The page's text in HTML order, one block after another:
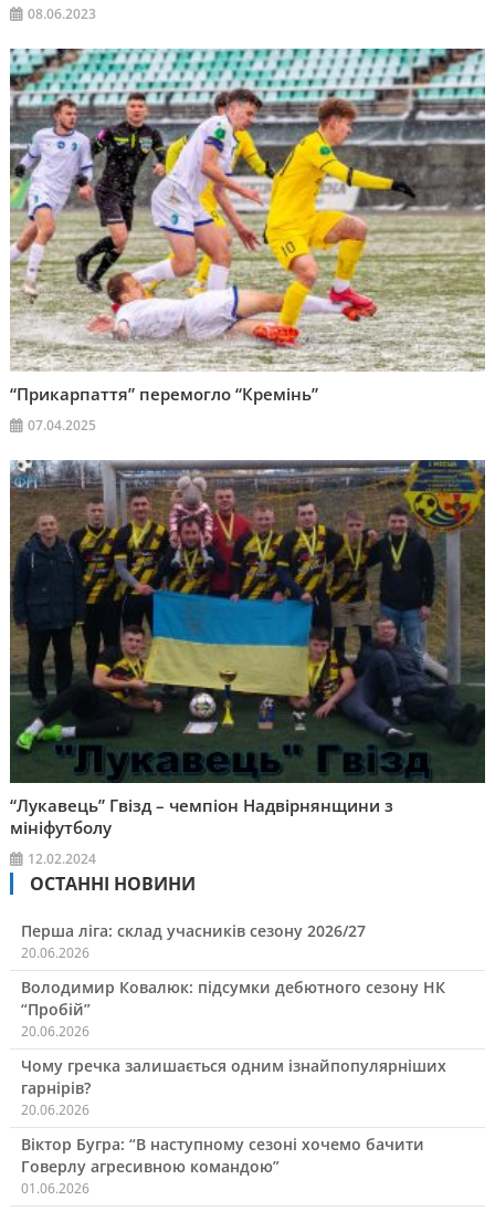
08.06.2023
“Прикарпаття” перемогло “Кремінь”
07.04.2025
“Лукавець” Гвізд – чемпіон Надвірнянщини з
мініфутболу
12.02.2024
ОСТАННІ НОВИНИ
Перша ліга: склад учасників сезону 2026/27
20.06.2026
Володимир Ковалюк: підсумки дебютного сезону НК
“Пробій”
20.06.2026
Чому гречка залишається одним ізнайпопулярніших
гарнірів?
20.06.2026
Віктор Бугра: “В наступному сезоні хочемо бачити
Говерлу агресивною командою”
01.06.2026